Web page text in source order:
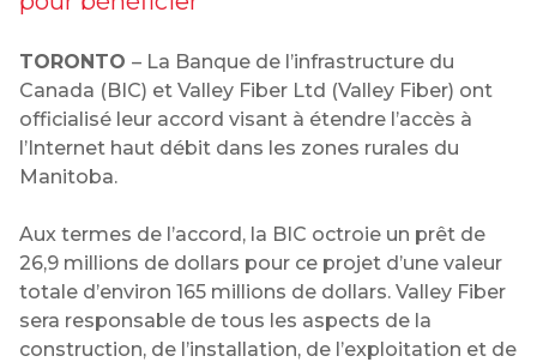
TORONTO – La Banque de l’infrastructure du
Canada (BIC) et Valley Fiber Ltd (Valley Fiber) ont
officialisé leur accord visant à étendre l’accès à
l’Internet haut débit dans les zones rurales du
Manitoba.
Aux termes de l’accord, la BIC octroie un prêt de
26,9 millions de dollars pour ce projet d’une valeur
totale d’environ 165 millions de dollars. Valley Fiber
sera responsable de tous les aspects de la
construction, de l’installation, de l’exploitation et de